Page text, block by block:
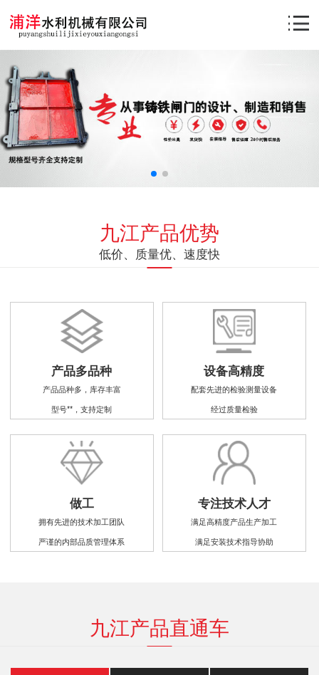
九江产品优势
低价、质量优、速度快
产品多品种
产品品种多，库存丰富
型号**，支持定制
设备高精度
配套先进的检验测量设备
经过质量检验
做工
拥有先进的技术加工团队
严谨的内部品质管理体系
专注技术人才
满足高精度产品生产加工
满足安装技术指导协助
九江产品直通车